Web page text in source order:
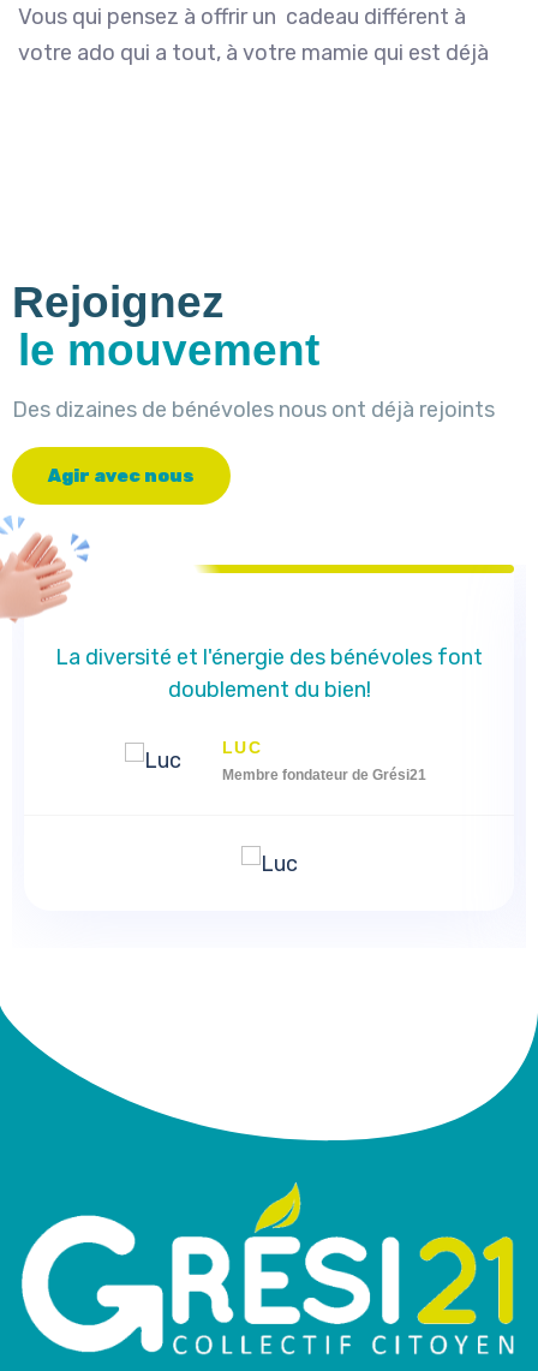
Vous qui pensez à offrir un cadeau différent à
votre ado qui a tout, à votre mamie qui est déjà
Rejoignez
le mouvement
Des dizaines de bénévoles nous ont déjà rejoints
Agir avec nous
La diversité et l'énergie des bénévoles font
doublement du bien!
LUC
Membre fondateur de Grési21